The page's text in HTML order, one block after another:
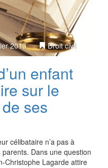
2013 Droit civil
enfant
sur le
ses
célibataire n’a pas à
Dans une question
Christophe Lagarde attire